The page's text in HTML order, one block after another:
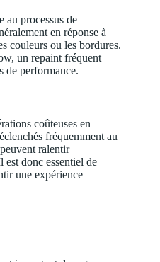
au processus de
en réponse à
couleurs ou les bordures.
un repaint fréquent
de performance.
coûteuses en
fréquemment au
ralentir
donc essentiel de
une expérience